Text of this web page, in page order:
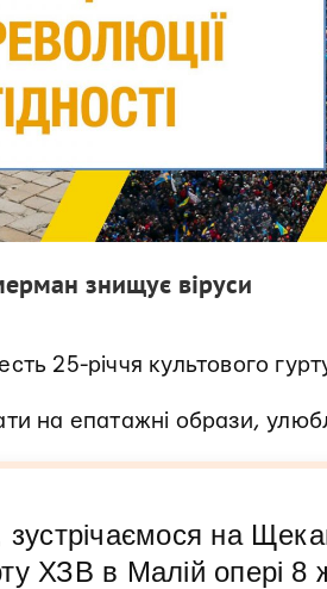
знищує віруси
25-річчя культового
на епатажні образи,
зустрічаємося на
ХЗВ в Малій опері 8